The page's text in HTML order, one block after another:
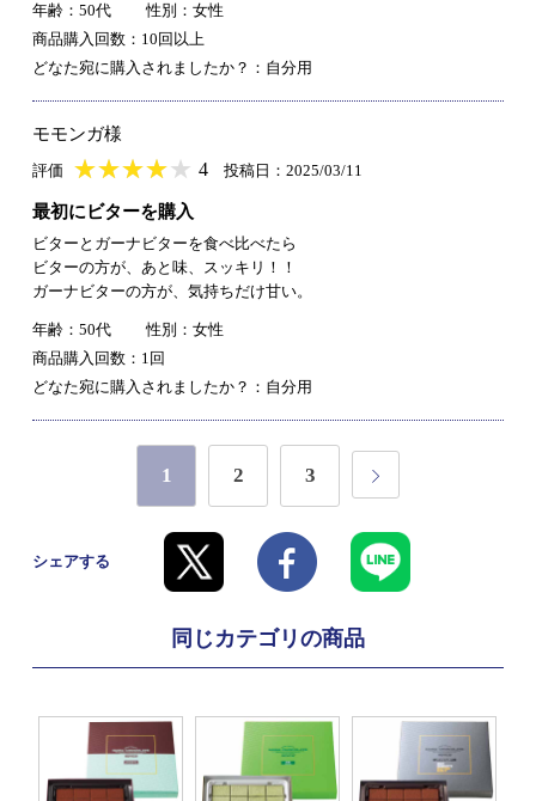
年齢：50代
性別：女性
商品購入回数：10回以上
どなた宛に購入されましたか？：自分用
モモンガ様
評価 ★★★★★
★★★★★ 4 投稿日：2025/03/11
最初にビターを購入
ビターとガーナビターを食べ比べたら
ビターの方が、あと味、スッキリ！！
ガーナビターの方が、気持ちだけ甘い。
年齢：50代
性別：女性
商品購入回数：1回
どなた宛に購入されましたか？：自分用
1 2 3
シェアする
同じカテゴリの商品